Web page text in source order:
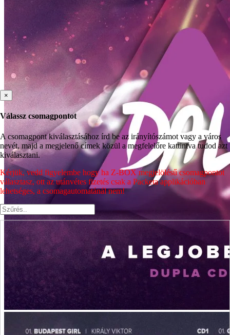
×
Válassz csomagpontot
A csomagpont kiválasztásához írd be az irányítószámot vagy a város
nevét, majd a megjelenő címek közül a megfelelőre kattintva tudod azt
kiválasztani.
Kérjük, vedd figyelembe hogy ha Z-BOX megjelölésű csomagpontot
választasz, ott az utánvétes fizetés csak a Packeta applikációban
lehetséges, a csomagautomatánál nem!